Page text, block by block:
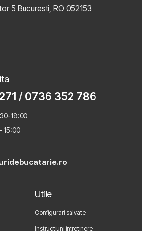
5 Bucuresti, RO 052153
/ 0736 352 786
18:00
15:00
Utile
Configurari salvate
Instructiuni intretinere